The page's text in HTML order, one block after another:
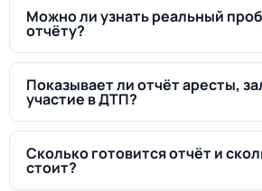
Можно ли узнать реальный
отчёту?
Показывает ли отчёт аресты,
участие в ДТП?
Сколько готовится отчёт и
стоит?